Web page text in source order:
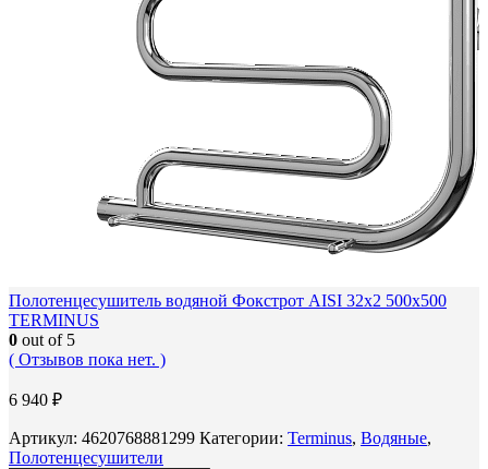
Полотенцесушитель водяной Фокстрот AISI 32х2 500х500
TERMINUS
0 out of 5
( Отзывов пока нет. )
6 940 ₽
Артикул: 4620768881299 Категории: Terminus, Водяные,
Полотенцесушители